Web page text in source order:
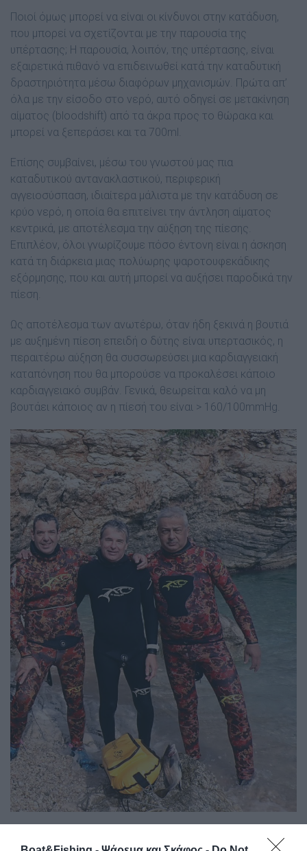
Ποιοί όμως μπορεί να είναι οι κίνδυνοι στην κατάδυση,
που μπορεί να σχετίζονται με την παρουσία της
υπέρτασης; Η παρουσία, λοιπόν, της υπέρτασης, είναι
εξαιρετικά πιθανό να επιδεινωθεί κατά την καταδυτική
δραστηριότητα μέσω διαφόρων μηχανισμών. Πρώτα απ’
όλα με την είσοδο στο νερό, αυτό οδηγεί σε μετακίνηση
αίματος (bloodshift) από τα άκρα προς το θώρακα και
μπορεί να ξεπεράσει και τα 700ml.
Επίσης συμβαίνει, μέσω του γνωστού μας πια
καταδυτικού αντανακλαστικού, περιφερική
αγγειοσύσπαση, ιδιαίτερα μάλιστα με την κατάδυση σε
κρύο νερό, η οποία θα επιτείνει την άντληση αίματος
κεντρικά, με αποτέλεσμα την αύξηση της πίεσης.
Επιπλέον, όλοι γνωρίζουμε πόσο έντονη είναι η άσκηση
κατά τη διάρκεια μιας πολύωρης ψαροτουφεκάδικης
εξόρμησης, που και αυτή μπορεί να αυξήσει παροδικά την
πίεση.
Ως αποτέλεσμα των ανωτέρω, όταν ήδη ξεκινά η βουτιά
με αυξημένη πίεση επειδή ο δύτης είναι υπερτασικός, η
περαιτέρω αύξηση θα συσσωρεύσει μια καρδιαγγειακή
καταπόνηση που θα μπορούσε να προκαλέσει κάποιο
καρδιαγγειακό συμβάν. Γενικά, θεωρείται καλό να μη
βουτάει κάποιος αν η πίεσή του είναι > 160/100mmHg.